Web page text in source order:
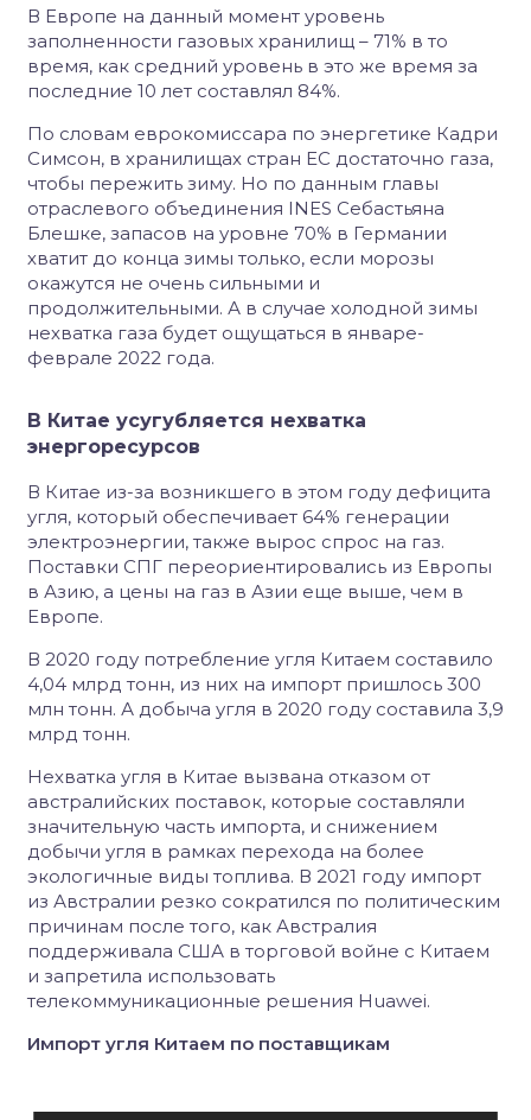
В Европе на данный момент уровень
заполненности газовых хранилищ – 71% в то
время, как средний уровень в это же время за
последние 10 лет составлял 84%.
По словам еврокомиссара по энергетике Кадри
Симсон, в хранилищах стран ЕС достаточно газа,
чтобы пережить зиму. Но по данным главы
отраслевого объединения INES Себастьяна
Блешке, запасов на уровне 70% в Германии
хватит до конца зимы только, если морозы
окажутся не очень сильными и
продолжительными. А в случае холодной зимы
нехватка газа будет ощущаться в январе-
феврале 2022 года.
В Китае усугубляется нехватка
энергоресурсов
В Китае из-за возникшего в этом году дефицита
угля, который обеспечивает 64% генерации
электроэнергии, также вырос спрос на газ.
Поставки СПГ переориентировались из Европы
в Азию, а цены на газ в Азии еще выше, чем в
Европе.
В 2020 году потребление угля Китаем составило
4,04 млрд тонн, из них на импорт пришлось 300
млн тонн. А добыча угля в 2020 году составила 3,9
млрд тонн.
Нехватка угля в Китае вызвана отказом от
австралийских поставок, которые составляли
значительную часть импорта, и снижением
добычи угля в рамках перехода на более
экологичные виды топлива. В 2021 году импорт
из Австралии резко сократился по политическим
причинам после того, как Австралия
поддерживала США в торговой войне с Китаем
и запретила использовать
телекоммуникационные решения Huawei.
Импорт угля Китаем по поставщикам